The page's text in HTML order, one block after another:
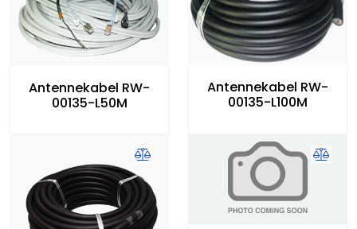
Antennekabel RW-
00135-L50M
Antennekabel RW-
00135-L100M